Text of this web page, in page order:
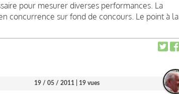
pour mesurer diverses performances. La
concurrence sur fond de concours. Le point à la
19 / 05 / 2011 | 19 vues